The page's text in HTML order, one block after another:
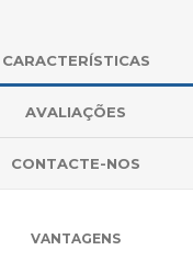
CARACTERÍSTICAS
AVALIAÇÕES
CONTACTE-NOS
VANTAGENS